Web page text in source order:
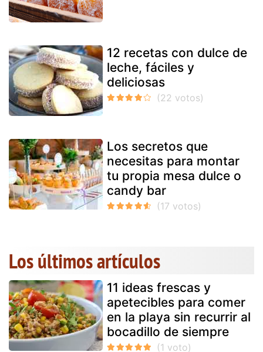
12 recetas con dulce de
leche, fáciles y
deliciosas
Los secretos que
necesitas para montar
tu propia mesa dulce o
candy bar
Los últimos artículos
11 ideas frescas y
apetecibles para comer
en la playa sin recurrir al
bocadillo de siempre